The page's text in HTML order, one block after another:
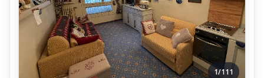
1/111